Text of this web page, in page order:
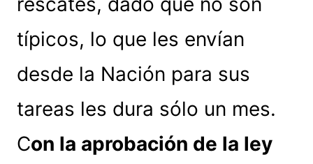
típicos, lo que les envían
desde la Nación para sus
tareas les dura sólo un mes.
Con la aprobación de la ley